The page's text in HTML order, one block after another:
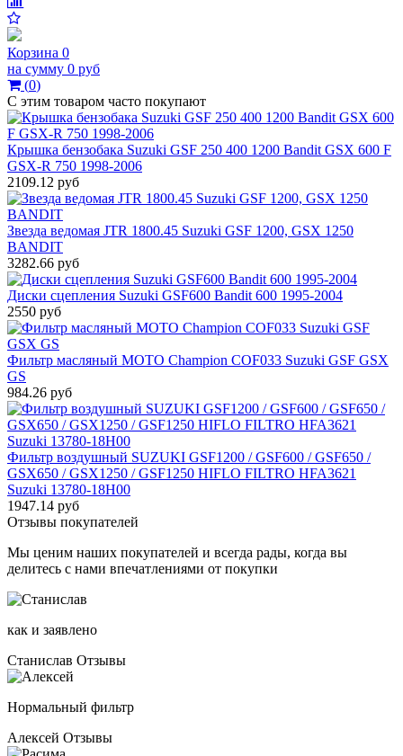
Корзина 0
на сумму 0 руб
(0)
С этим товаром часто покупают
Крышка бензобака Suzuki GSF 250 400 1200 Bandit GSX 600 F
GSX-R 750 1998-2006
2109.12 руб
Звезда ведомая JTR 1800.45 Suzuki GSF 1200, GSX 1250
BANDIT
3282.66 руб
Диски сцепления Suzuki GSF600 Bandit 600 1995-2004
2550 руб
Фильтр масляный МОТО Champion COF033 Suzuki GSF GSX
GS
984.26 руб
Фильтр воздушный SUZUKI GSF1200 / GSF600 / GSF650 /
GSX650 / GSX1250 / GSF1250 HIFLO FILTRO HFA3621
Suzuki 13780-18H00
1947.14 руб
Отзывы покупателей
Мы ценим наших покупателей и всегда рады, когда вы
делитесь с нами впечатлениями от покупки
как и заявлено
Станислав Отзывы
Нормальный фильтр
Алексей Отзывы